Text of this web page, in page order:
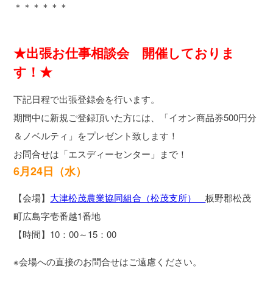
＊＊＊＊＊＊
★出張お仕事相談会 開催しておりま
す！★
下記日程で出張登録会を行います。
期間中に新規ご登録頂いた方には、「イオン商品券500円分
＆ノベルティ」をプレゼント致します！
お問合せは「エスディーセンター」まで！
6月24日（水）
【会場】 大津松茂農業協同組合（松茂支所）板野郡松茂
町広島字壱番越1番地
【時間】10：00～15：00
※会場への直接のお問合せはご遠慮ください。